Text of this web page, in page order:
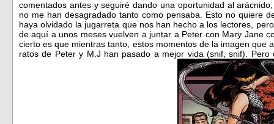
comentados antes y seguiré dando una oportunidad al
no me han desagradado tanto como pensaba. Esto no quiere
haya olvidado la jugarreta que nos han hecho a los lectores,
de aquí a unos meses vuelven a juntar a Peter con Mary Jane
cierto es que mientras tanto, estos momentos de la imagen que
ratos de Peter y M.J han pasado a mejor vida (snif, snif).